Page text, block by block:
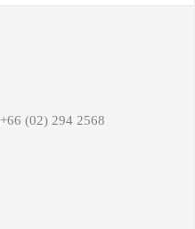
+66 (02) 294 2568